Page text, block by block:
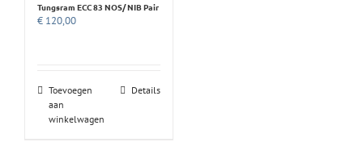
Tungsram ECC 83 NOS/ NIB Pair
€ 120,00
Toevoegen
aan
winkelwagen
Details